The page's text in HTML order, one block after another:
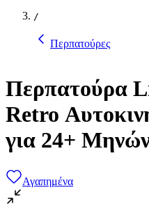
/
Περπατούρες
Περπατούρα
Retro
για 24+
Αγαπημένα